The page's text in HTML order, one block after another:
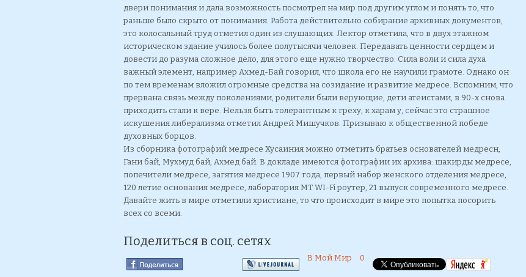
двери понимания и дала возможность посмотрел на мир под другим углом и понять то, что
раньше было скрыто от понимания. Работа действительно собирание архивных документов,
это колосальный труд отметил один из слушающих. Лектор отметила, что в двух этажном
историческом здание училось более полутысячи человек. Передавать ценности сердцем и
довести до разума сложное дело, для этого еще нужно творчество. Сила воли и сила духа
важный элемент, например Ахмед-Бай говорил, что школа его не научили грамоте. Однако он
по тем временам вложил огромные средства на созидание и развитие медресе. Вспомним, что
прервана связь между поколениями, родители были верующие, дети атеистами, в 90-х снова
приходить стали к вере. Нельзя быть толерантным к греху, к харам у, сейчас это страшное
искушения либерализма отметил Андрей Мишучков. Призываю к общественной победе
духовных борцов.
Из сборника фотографий медресе Хусаиния можно отметить братьев основателей медресн,
Гани бай, Мухмуд бай, Ахмед бай. В докладе имеются фотографии их архива: шакирды медресе,
попечители медресе, загятия медресе 1907 года, первый набор женского отделения медресе,
120 летие основания медресе, лаборатория МТ WI-Fi роутер, 21 выпуск современного медресе.
Давайте жить в мире отметили христиане, то что происходит в мире это попытка посорить
всех со всеми.
Поделиться в соц. сетях
В Мой Мир 0